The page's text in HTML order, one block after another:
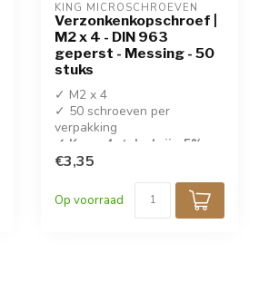
KING MICROSCHROEVEN
Verzonkenkopschroef |
M2 x 4 - DIN 963
geperst - Messing - 50
stuks
✓ M2 x 4
✓ 50 schroeven per
verpakking
✓ Koop 4 stuks krijg 5%
korting!
✓ Geperste messing
schroeven
€3,35
Op voorraad